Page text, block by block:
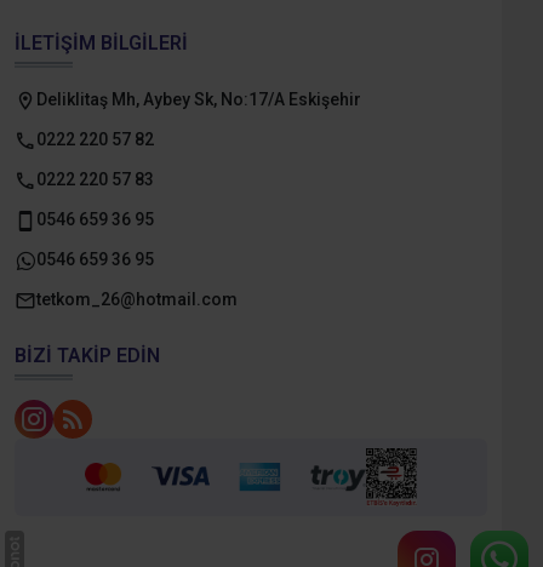
İLETIŞIM BILGILERI
Deliklitaş Mh, Aybey Sk, No:17/A Eskişehir
0222 220 57 82
0222 220 57 83
0546 659 36 95
0546 659 36 95
tetkom_26@hotmail.com
BIZI TAKIP EDIN